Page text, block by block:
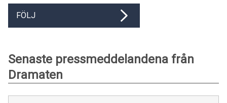
FÖLJ
Senaste pressmeddelandena från
Dramaten